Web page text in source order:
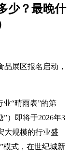
少？最晚什
品展区报名启动，
业“晴雨表”的第
”）即将于2026年3
大规模的行业盛
模式，在世纪城新